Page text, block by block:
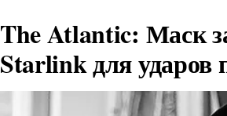
The Atlantic: Маск
Starlink для ударов